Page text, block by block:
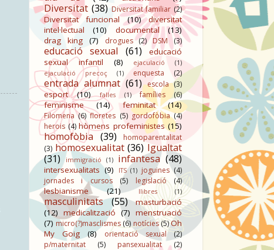
Diversitat (38) Diversitat familiar (2)
Diversitat funcional (10)
diversitat
intel·lectual
(10) documental
(13)
drag king
(7) drogues (2) DSM (3)
educació sexual (61)
educació
sexual infantil
(8) ejaculació
(1)
ejaculació precoç
(1) enquesta (2)
entrada alumnat (61) escola (3)
esport (10) falles (1) famílies (6)
feminisme (14) feminitat (14)
Filomena (6) floretes (5) gordofòbia (4)
herois (4) hòmens profeministes (15)
homofòbia (39)
homoparentalitat
(3) homosexualitat (36) Igualtat
(31)
immigració (1) infantesa (48)
intersexualitats (9) ITS (1) joguines (4)
jornades i cursos
(5) legislació (4)
lesbianisme (21) llibres (1)
masculinitats (55)
masturbació
(12) medicalització (7) menstruació
(7) micro(?)masclismes (6) notícies(5)Oh
My Goig
(8) orientació sexual
(2)
p/maternitat
(5) pansexualitat
(2)